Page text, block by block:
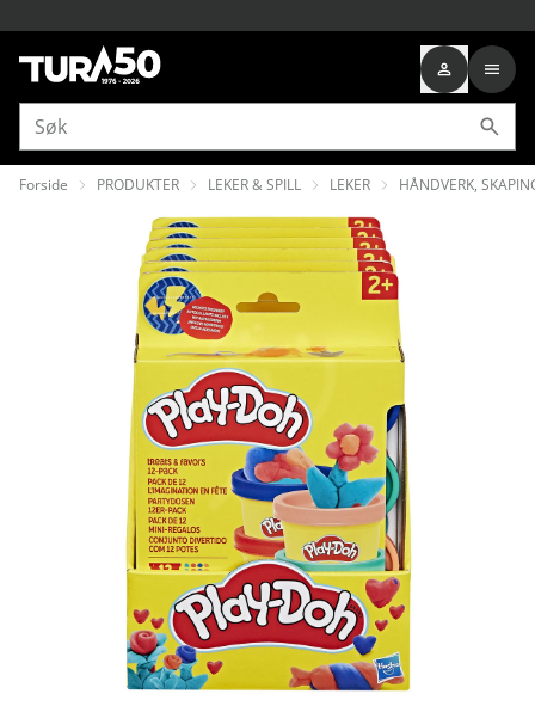
Forside PRODUKTER LEKER & SPILL LEKER HÅNDVERK,